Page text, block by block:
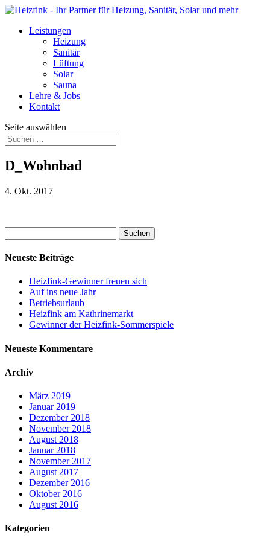
Leistungen
Heizung
Sanitär
Lüftung
Solar
Sauna
Lehre & Jobs
Kontakt
Seite auswählen
D_Wohnbad
4. Okt. 2017
nach:
Neueste Beiträge
Heizfink-Gewinner freuen sich
Auf ins neue Jahr
Betriebsurlaub
Heizfink am Kathrinemarkt
Gewinner der Heizfink-Sommerspiele
Neueste Kommentare
Archiv
März 2019
Januar 2019
Dezember 2018
November 2018
August 2018
Januar 2018
November 2017
August 2017
Dezember 2016
Oktober 2016
August 2016
Kategorien